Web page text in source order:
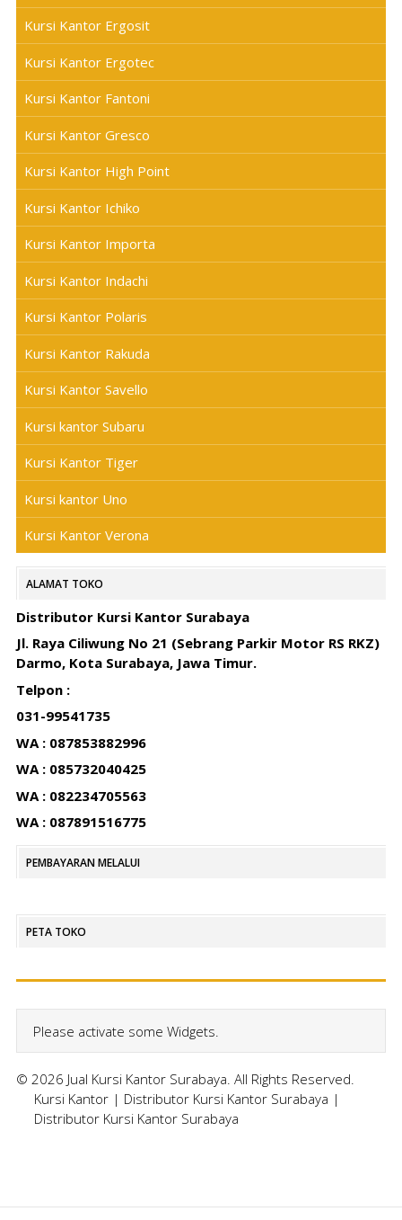
Kursi Kantor Ergosit
Kursi Kantor Ergotec
Kursi Kantor Fantoni
Kursi Kantor Gresco
Kursi Kantor High Point
Kursi Kantor Ichiko
Kursi Kantor Importa
Kursi Kantor Indachi
Kursi Kantor Polaris
Kursi Kantor Rakuda
Kursi Kantor Savello
Kursi kantor Subaru
Kursi Kantor Tiger
Kursi kantor Uno
Kursi Kantor Verona
ALAMAT TOKO
Distributor Kursi Kantor Surabaya
Jl. Raya Ciliwung No 21 (Sebrang Parkir Motor RS RKZ)
Darmo, Kota Surabaya, Jawa Timur.
Telpon :
031-99541735
WA : 087853882996
WA : 085732040425
WA : 082234705563
WA : 087891516775
PEMBAYARAN MELALUI
PETA TOKO
Please activate some Widgets.
© 2026 Jual Kursi Kantor Surabaya. All Rights Reserved.
Kursi Kantor| Distributor Kursi Kantor Surabaya |
Distributor Kursi Kantor Surabaya